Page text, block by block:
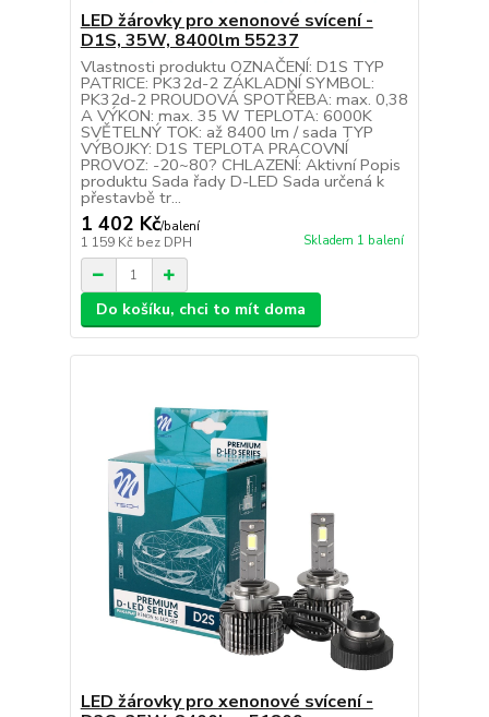
LED žárovky pro xenonové svícení -
D1S, 35W, 8400lm 55237
Vlastnosti produktu OZNAČENÍ: D1S TYP
PATRICE: PK32d-2 ZÁKLADNÍ SYMBOL:
PK32d-2 PROUDOVÁ SPOTŘEBA: max. 0,38
A VÝKON: max. 35 W TEPLOTA: 6000K
SVĚTELNÝ TOK: až 8400 lm / sada TYP
VÝBOJKY: D1S TEPLOTA PRACOVNÍ
PROVOZ: -20~80? CHLAZENÍ: Aktivní Popis
produktu Sada řady D-LED Sada určená k
přestavbě tr...
1 402 Kč/balení
1 159 Kč bez DPH Skladem 1 balení
Do košíku, chci to mít doma
LED žárovky pro xenonové svícení -